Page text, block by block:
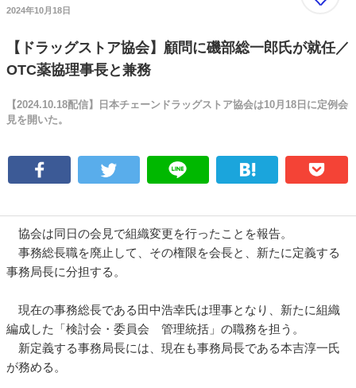
2024年10月18日
【ドラッグストア協会】顧問に磯部総一郎氏が就任／
OTC薬協理事長と兼務
【2024.10.18配信】日本チェーンドラッグストア協会は10月18日に定例会
見を開いた。
協会は同日の会見で組織変更を行ったことを報告。
事務総長職を廃止して、その権限を会長と、新たに定義する
事務局長に分担する。
現在の事務総長である田中浩幸氏は理事となり、新たに組織
編成した「検討会・委員会 管理統括」の職務を担う。
新定義する事務局長には、現在も事務局長である本吉淳一氏
が務める。